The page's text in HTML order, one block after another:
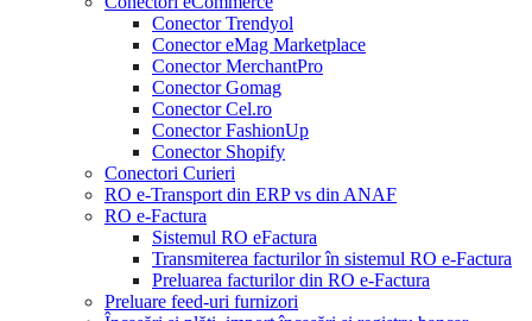
Conector Trendyol
Conector eMag Marketplace
Conector MerchantPro
Conector Gomag
Conector Cel.ro
Conector FashionUp
Conector Shopify
Conectori Curieri
RO e-Transport din ERP vs din ANAF
RO e-Factura
Sistemul RO eFactura
Transmiterea facturilor în sistemul RO e-Factura
Preluarea facturilor din RO e-Factura
Preluare feed-uri furnizori